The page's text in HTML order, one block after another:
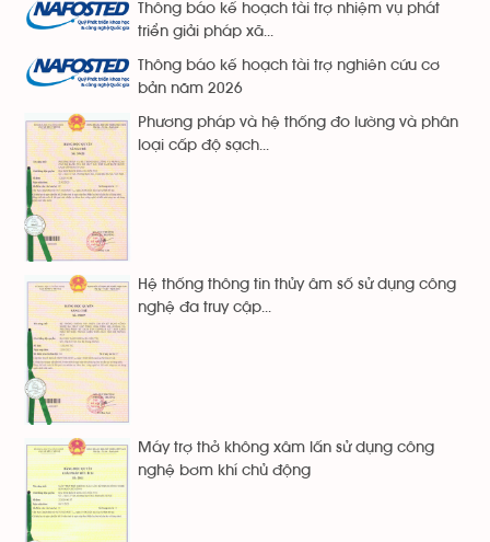
Thông báo kế hoạch tài trợ nhiệm vụ phát
triển giải pháp xã...
Thông báo kế hoạch tài trợ nghiên cứu cơ
bản năm 2026
Phương pháp và hệ thống đo lường và phân
loại cấp độ sạch...
Hệ thống thông tin thủy âm số sử dụng công
nghệ đa truy cập...
Máy trợ thở không xâm lấn sử dụng công
nghệ bơm khí chủ động